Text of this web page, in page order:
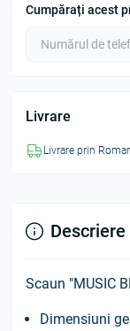
Cumpărați acest
Livrare
Livrare prin
Descriere
Scaun "MUSIC
Dimensiuni